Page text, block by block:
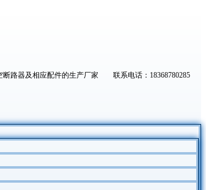
断路器及相应配件的生产厂家 联系电话：18368780285